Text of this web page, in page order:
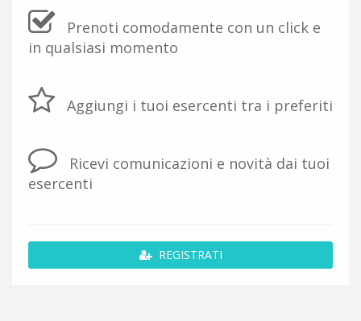
Prenoti comodamente con un click e
in qualsiasi momento
Aggiungi i tuoi esercenti tra i preferiti
Ricevi comunicazioni e novità dai tuoi
esercenti
REGISTRATI